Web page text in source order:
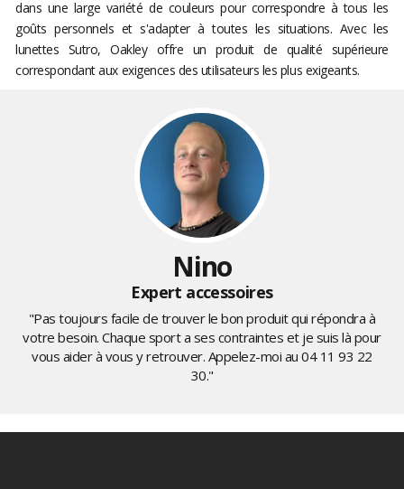
dans une large variété de couleurs pour correspondre à tous les
goûts personnels et s'adapter à toutes les situations. Avec les
lunettes Sutro, Oakley offre un produit de qualité supérieure
correspondant aux exigences des utilisateurs les plus exigeants.
Nino
Expert accessoires
"Pas toujours facile de trouver le bon produit qui répondra à
votre besoin. Chaque sport a ses contraintes et je suis là pour
vous aider à vous y retrouver. Appelez-moi au04 11 93 22
30."